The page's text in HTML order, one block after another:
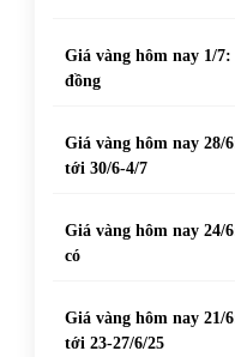
Giá vàng hôm nay 1/
đồng
Giá vàng hôm nay 28/
tới 30/6-4/7
Giá vàng hôm nay 24/
có
Giá vàng hôm nay 21/
tới 23-27/6/25